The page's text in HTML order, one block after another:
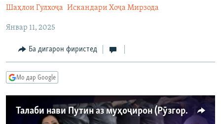
ба
аслӣ
Ҷаҳиш
ҷустор
ҶОМЕА
ҚАЗИЯИ "КРОКУС"
ОСИЁИ МАРКАЗӢ
МЕҲМОНИ ОЗОДӢ
САЛОМ, ХОҲАР
ТАҲҚИҚОТ
ҶАНГ ДАР УКРАИНА
НАЗАРИ МАРДУМ
БЛОГИСТОН
ЧАНДРАСОНАӢ
НИГОРИСТОН
КИТОБҲОИ ОЗОДӢ
Шаҳлои Гулхоҷа Искандари Хоҷа Мирзода
Январ 11, 2025
Ба дигарон фиристед
Мо дар Google
Талаби нави Путин аз муҳоҷирон (Рӯзгори муҳоҷир #33)